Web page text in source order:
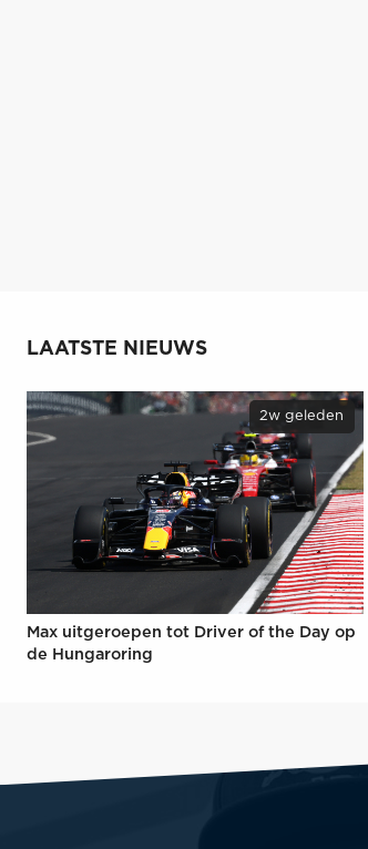
LAATSTE NIEUWS
2w geleden
Max uitgeroepen tot Driver of the Day op
de Hungaroring